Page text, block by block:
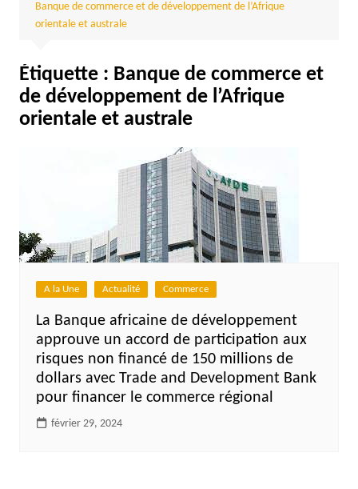
Banque de commerce et de développement de l’Afrique
orientale et australe
Étiquette : Banque de commerce et
de développement de l’Afrique
orientale et australe
A la Une Actualité Commerce
La Banque africaine de développement
approuve un accord de participation aux
risques non financé de 150 millions de
dollars avec Trade and Development Bank
pour financer le commerce régional
février 29, 2024